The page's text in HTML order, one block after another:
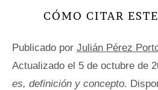
CÓMO CITAR
Publicado por Julián Pérez
Actualizado el 5 de octubre de
es, definición y concepto.